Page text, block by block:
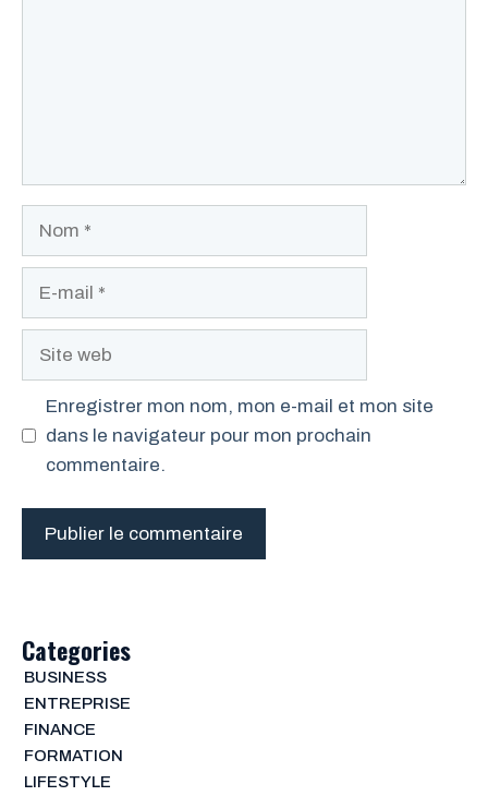
Site
Enregistrer mon nom, mon e-mail et mon site
dans le navigateur pour mon prochain
commentaire.
Categories
BUSINESS
ENTREPRISE
FINANCE
FORMATION
LIFESTYLE